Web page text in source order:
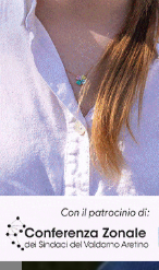
Articolo precedente
Altro attacco dei lupi ai
azienda agricola tra la
Campogialli
Ultime Notizie